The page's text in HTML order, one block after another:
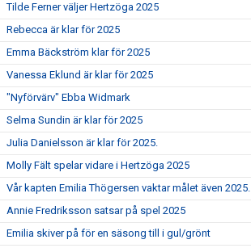
Tilde Ferner väljer Hertzöga 2025
Rebecca är klar för 2025
Emma Bäckström klar för 2025
Vanessa Eklund är klar för 2025
"Nyförvärv" Ebba Widmark
Selma Sundin är klar för 2025
Julia Danielsson är klar för 2025.
Molly Fält spelar vidare i Hertzöga 2025
Vår kapten Emilia Thögersen vaktar målet även 2025.
Annie Fredriksson satsar på spel 2025
Emilia skiver på för en säsong till i gul/grönt